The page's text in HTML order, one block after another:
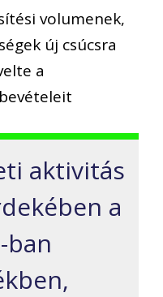
volumenek,
új csúcsra
a
aktivitás
a
ban